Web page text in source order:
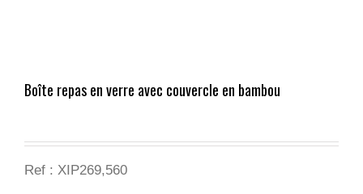
Boîte repas en verre avec couvercle en bambou
Ref : XIP269,560